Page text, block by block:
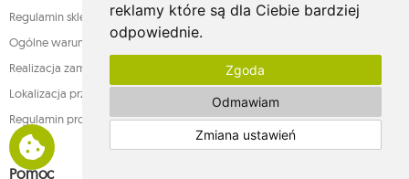
reklamy które są dla Ciebie bardziej
odpowiednie.
Zgoda
Odmawiam
Zmiana ustawień
Regulamin sklepu internetowego whamaku.pl
Ogólne warunki sprzedaży
Realizacja zamówienia
Lokalizacja przesyłki
Regulamin programu lojalnościowego
Pomoc